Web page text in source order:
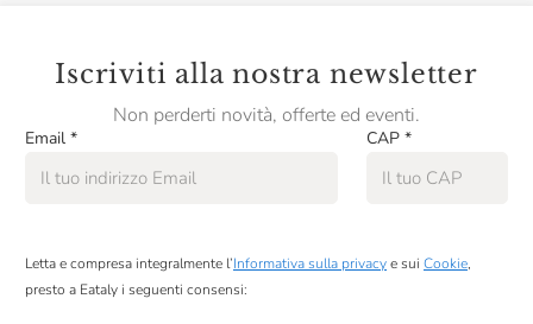
Iscriviti alla nostra newsletter
Non perderti novità, offerte ed eventi.
Email * CAP *
Letta e compresa integralmente l’Informativa sulla privacye sui Cookie,
presto a Eataly i seguenti consensi: